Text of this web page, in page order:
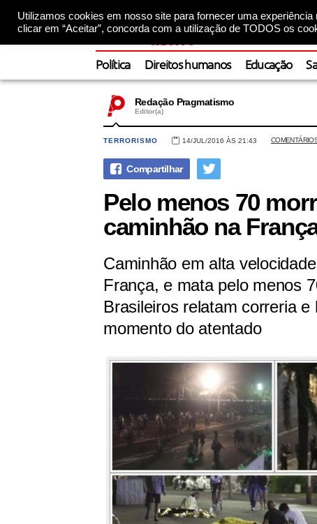
Utilizamos cookies em nosso site para fornecer uma
clicar em “Aceitar”, concorda com a utilização de TODOS os
Política Direitos humanos Educação
Redação Pragmatismo
Editor(a)
TERRORISMO 14/JUL/2016 ÀS 21:43
Pelo menos 70
caminhão na
Caminhão em alta
França, e mata pelo menos
Brasileiros relatam correria
momento do atentado